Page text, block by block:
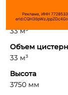
Объем
33 м³
Объем
33 м³
Высота
3750 мм